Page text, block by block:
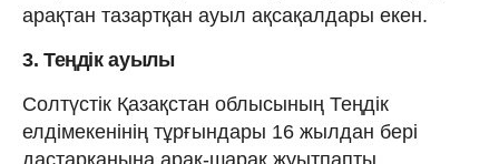
арақтан тазартқан ауыл ақсақалдары екен.
3. Теңдік ауылы
Солтүстік Қазақстан облысының Теңдік
елдімекенінің тұрғындары 16 жылдан бері
дастарқанына арақ-шарақ жуытпапты. .